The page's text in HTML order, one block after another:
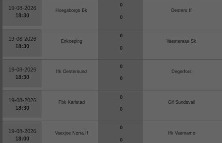
19-08-2026
18:30
Hoegaborgs Bk
0
0
Oesters If
19-08-2026
18:30
Enkoeping
0
0
Vaesteraas Sk
19-08-2026
18:30
Ifk Oestersund
0
0
Degerfors
19-08-2026
18:30
Fbk Karlstad
0
0
Gif Sundsvall
19-08-2026
18:00
Vaexjoe Norra If
0
0
Ifk Vaernamo